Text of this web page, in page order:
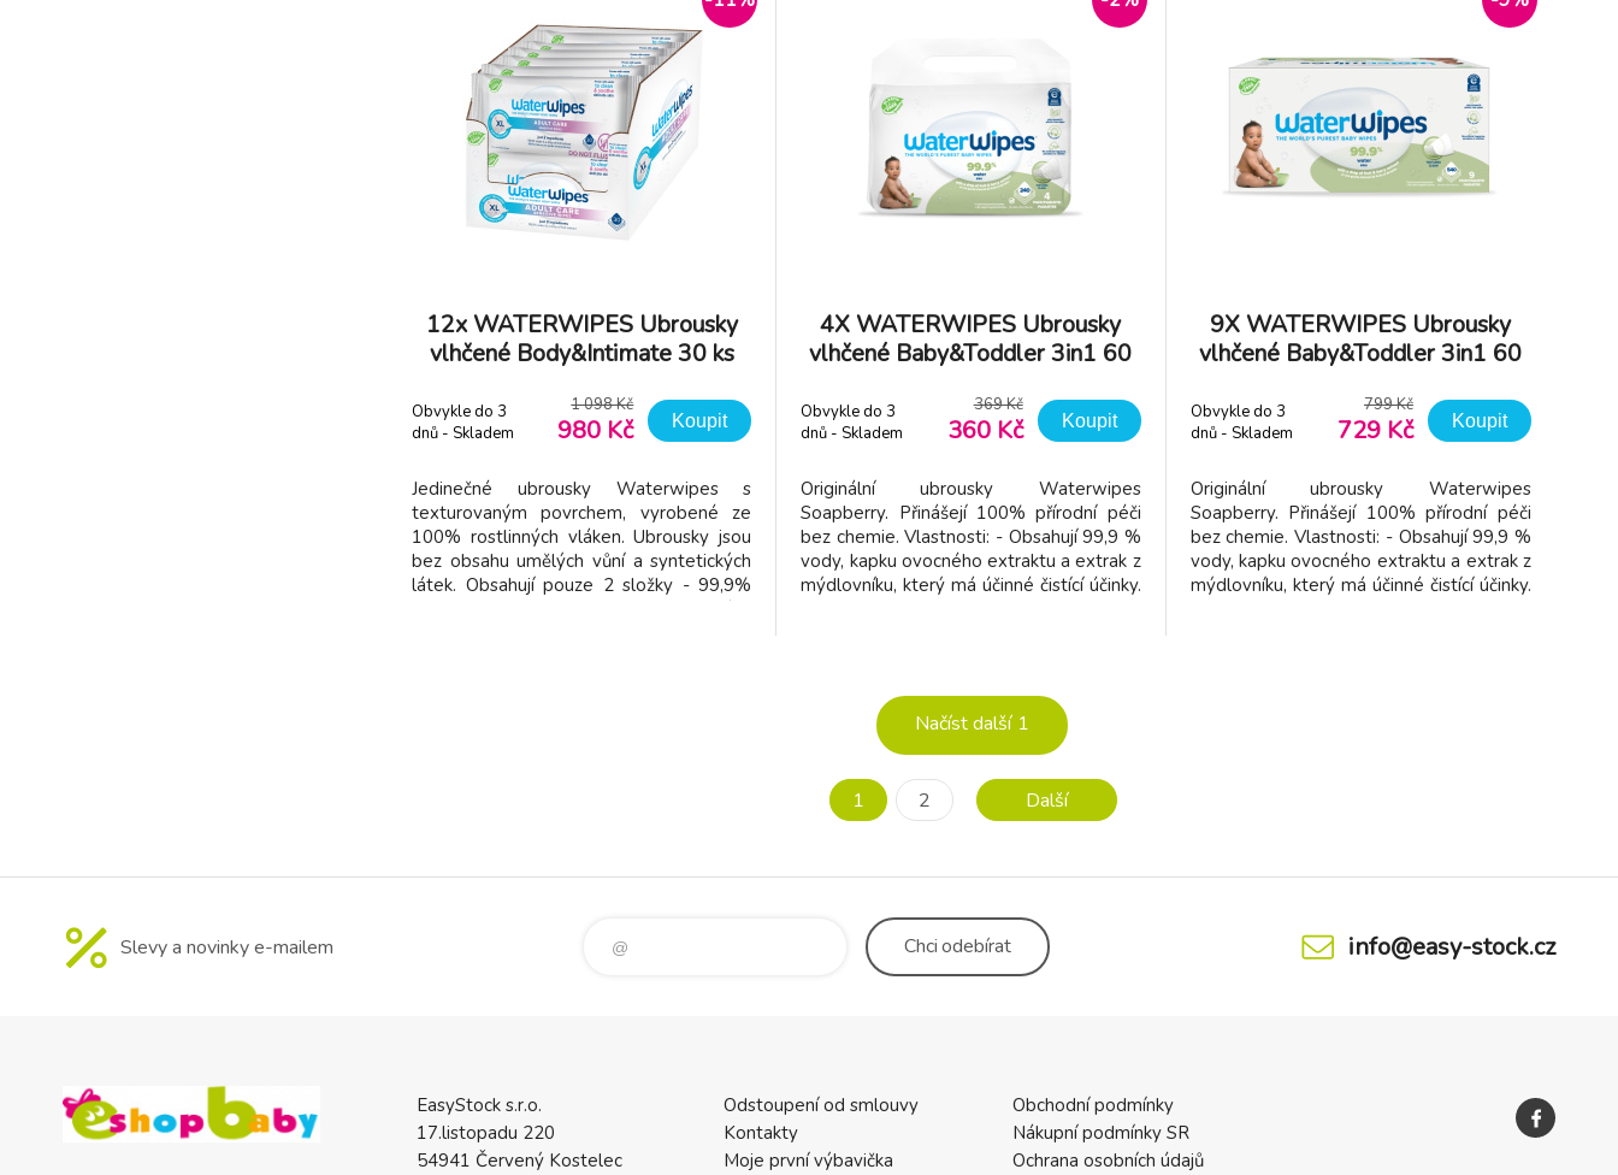
12x WATERWIPES Ubrousky
vlhčené Body&Intimate 30 ks
Obvykle do 3
dnů - Skladem
1 098 Kč
980 Kč Koupit
Jedinečné ubrousky Waterwipes s
texturovaným povrchem, vyrobené ze
100% rostlinných vláken. Ubrousky jsou
bez obsahu umělých vůní a syntetických
látek. Obsahují pouze 2 složky - 99,9%
4X WATERWIPES Ubrousky
vlhčené Baby&Toddler 3in1 60
Obvykle do 3
dnů - Skladem
369 Kč
360 Kč Koupit
Originální ubrousky Waterwipes
Soapberry. Přinášejí 100% přírodní péči
bez chemie. Vlastnosti: - Obsahují 99,9 %
vody, kapku ovocného extraktu a extrak z
mýdlovníku, který má účinné čistící účinky.
9X WATERWIPES Ubrousky
vlhčené Baby&Toddler 3in1 60
Obvykle do 3
dnů - Skladem
799 Kč
729 Kč Koupit
Originální ubrousky Waterwipes
Soapberry. Přinášejí 100% přírodní péči
bez chemie. Vlastnosti: - Obsahují 99,9 %
vody, kapku ovocného extraktu a extrak z
mýdlovníku, který má účinné čistící účinky.
Načíst další 1
1 2 Další
Slevy a novinky e-mailem Chciodebírat info@easy-stock.cz
EasyStock s.r.o.
17.listopadu 220
54941 Červený Kostelec
Odstoupení od smlouvy
Kontakty
Moje první výbavička
Obchodní podmínky
Nákupní podmínky SR
Ochrana osobních údajů